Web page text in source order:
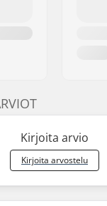
Kirjoita arvio
Kirjoita arvostelu